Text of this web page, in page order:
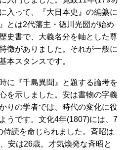
入って、『大日本史』の編纂に
とは2代藩主・徳川光圀が始め
史書で、大義名分を軸とした尊
徴がありました。それが一般に
本スタンスです。
に『千島異聞』と題する論考を
を示しました。安は書物の字義
りの学者では、時代の変化に役
うです。文化4年(1807)には、7
読を命じられました。斉昭は
安は26歳。才気煥発な斉昭と